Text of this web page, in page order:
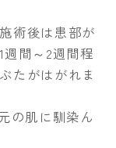
術後は患部が
間～2週間程
たがはがれま
の肌に馴染ん